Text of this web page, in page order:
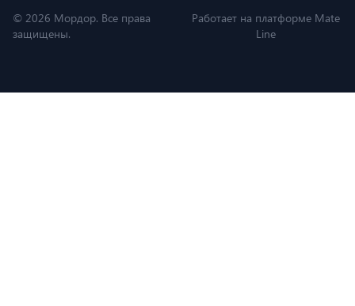
© 2026 Мордор. Все права
защищены.
Работает на платформе Mate
Line